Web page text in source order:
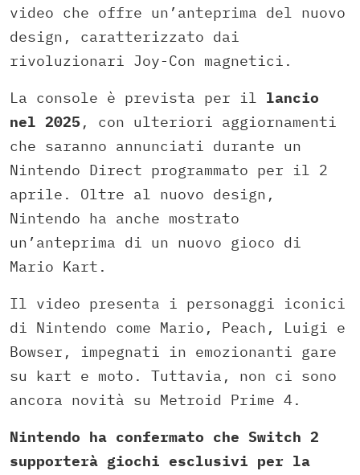
video che offre un’anteprima del nuovo
design, caratterizzato dai
rivoluzionari Joy-Con magnetici.
La console è prevista per il lancio
nel 2025, con ulteriori aggiornamenti
che saranno annunciati durante un
Nintendo Direct programmato per il 2
aprile. Oltre al nuovo design,
Nintendo ha anche mostrato
un’anteprima di un nuovo gioco di
Mario Kart.
Il video presenta i personaggi iconici
di Nintendo come Mario, Peach, Luigi e
Bowser, impegnati in emozionanti gare
su kart e moto. Tuttavia, non ci sono
ancora novità su Metroid Prime 4.
Nintendo ha confermato che Switch 2
supporterà giochi esclusivi per la